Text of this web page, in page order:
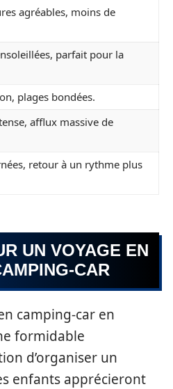
agréables, moins de
parfait pour la
plages bondées.
afflux massive de
retour à un rythme plus
UN VOYAGE EN
CAR
camping-car en
formidable
d’organiser un
enfants apprécieront